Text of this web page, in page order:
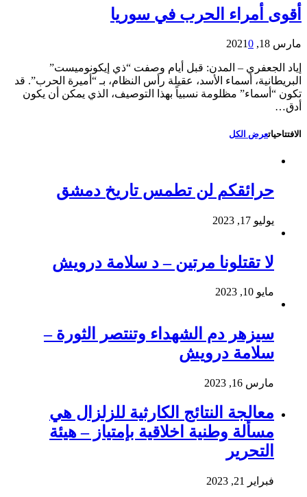
أقوى أمراء الحرب في سوريا
مارس 18, 2021 0
إياد الجعفري – المدن: قبل أيام وصفت “ذي إيكونوميست”
البريطانية، أسماء الأسد، عقيلة رأس النظام، بـ “أميرة الحرب”. قد
تكون “أسماء” مظلومة نسبياً بهذا التوصيف، الذي يمكن أن يكون
أدق…
الافتتاحياتعرض الكل
حرائقكم لن تطمس تاريخ دمشق
يوليو 17, 2023
لا تقتلونا مرتين – د سلامة درويش
مايو 10, 2023
سيزهر دم الشهداء وتنتصر الثورة –
سلامة درويش
مارس 16, 2023
معالجة النتائج الكارثية للزلزال هي
مسألة وطنية اخلاقية بإمتياز – هيئة
التحرير
فبراير 21, 2023